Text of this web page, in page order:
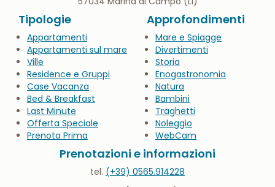
Appartamenti
Appartamenti sul mare
Ville
Residence e Gruppi
Case Vacanza
Bed & Breakfast
Last Minute
Offerta Speciale
Prenota Prima
Mare e Spiagge
Divertimenti
Storia
Enogastronomia
Natura
Bambini
Traghetti
Noleggio
WebCam
Prenotazioni e informazioni
(+39) 0565.914228
Lunedì - Venerdì
09:00 / 13:00 - 14.30 / 19.00
Sabato: